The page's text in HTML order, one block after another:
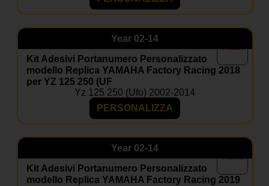
Year 02-14
Kit Adesivi Portanumero Personalizzato
modello Replica YAMAHA Factory Racing 2018
per YZ 125 250 (UF
Yz 125 250 (ufo) 2002-2014
PERSONALIZZA
Year 02-14
Kit Adesivi Portanumero Personalizzato
modello Replica YAMAHA Factory Racing 2019